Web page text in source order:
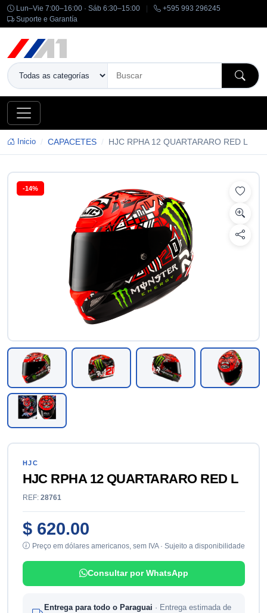
Lun–Vie 7:00–16:00 · Sáb 6:30–15:00
+595 993 296245
Suporte e Garantía
Inicio CAPACETES HJC RPHA 12 QUARTARARO RED L
-14%
HJC
HJC RPHA 12 QUARTARARO RED L
REF: 28761
$ 620.00
Preço em dólares americanos, sem IVA · Sujeito a disponibilidade
Consultar por WhatsApp
Entrega para todo o Paraguai · Entrega estimada de